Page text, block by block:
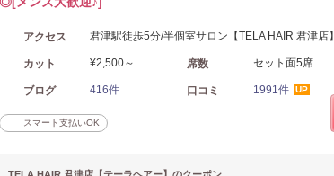
アクセス 君津駅徒歩5分/半個室サロン【TELA HAIR 君津店】
カット ¥2,500～ 席数 セット面5席
ブログ 416件 口コミ 1991件 UP
スマート支払いOK
TELA HAIR 君津店【テーラヘアー】のクーポン